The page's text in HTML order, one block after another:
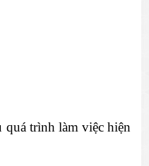
trình làm việc hiện